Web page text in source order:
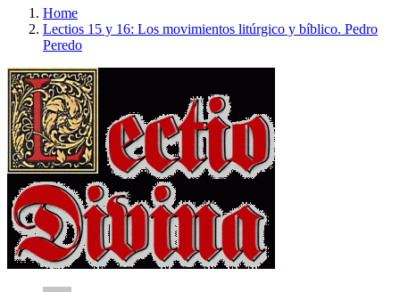
Home
Lectios 15 y 16: Los movimientos litúrgico y bíblico. Pedro
Peredo